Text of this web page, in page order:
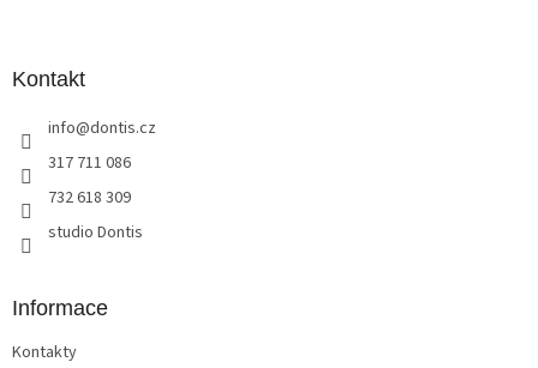
Kontakt
info@dontis.cz
317 711 086
732 618 309
studio Dontis
Informace
Kontakty